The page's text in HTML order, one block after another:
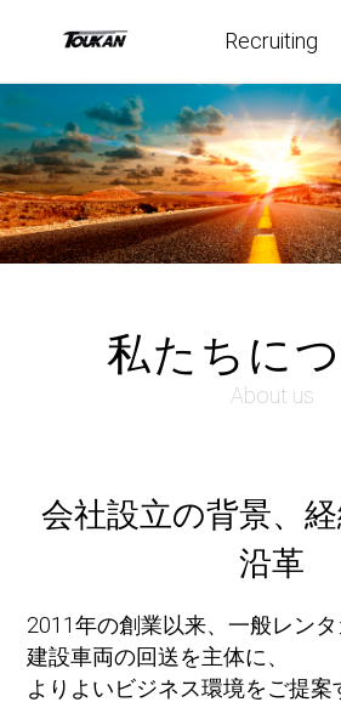
Recruiting
私たちに
About us
会社設立の背景、
沿革
2011年の創業以来、一般レン
建設車両の回送を主体に、
よりよいビジネス環境をご提